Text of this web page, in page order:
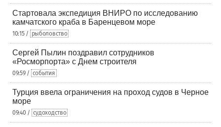
Стартовала экспедиция ВНИРО по исследованию
камчатского краба в Баренцевом море
10:15 / рыболовство
Сергей Пылин поздравил сотрудников
«Росморпорта» с Днем строителя
09:59 / события
Турция ввела ограничения на проход судов в Черное
море
09:40 / судоходство